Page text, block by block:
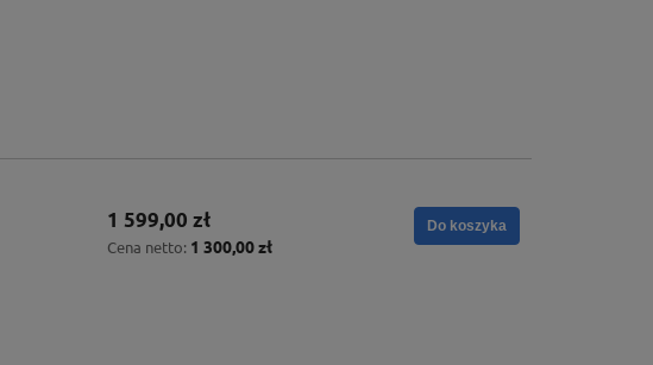
1 599,00 zł
Cena netto: 1 300,00 zł
Do koszyka